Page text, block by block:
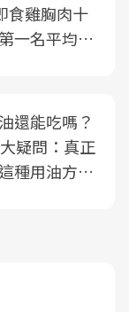
食雞胸肉十
一名平均一
還能吃嗎？
疑問：真正
種用油方